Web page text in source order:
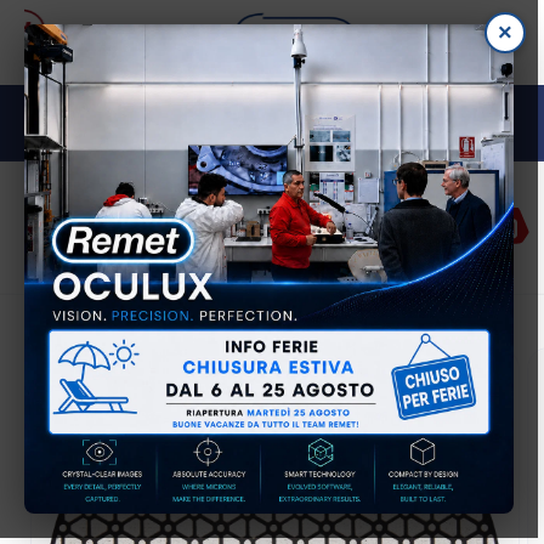
Vai
direttamente
ai contenuti
M E TA L L O G R A F I A
AccediCarrello
Passa alle
informazioni
sul prodotto
×